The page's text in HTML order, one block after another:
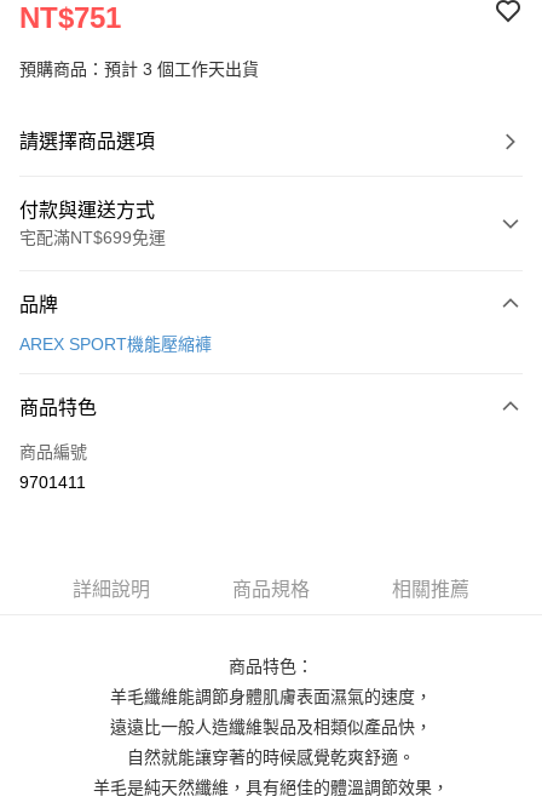
NT$751
預購商品：預計 3 個工作天出貨
請選擇商品選項
付款與運送方式
宅配滿NT$699免運
信用卡一次付款
Apple Pay
街口支付
全盈+PAY
【大哥付你分期使用說明】
2.付款方式選擇「大哥付你分期」，訂單成立後會自動跳轉到大哥付的交易
流程，驗證手機門號後，選擇欲分期的期數、繳款截止日，確認付款後即完
3.實際核准額度、可分期數及費用金額請依後續交易確認頁面所載為準。
AFTEE先享後付
【關於「AFTEE先享後付」】
AFTEE先享後付是「在收到商品之後才付款」的支付方式。 讓您購物簡單
品牌
AREX SPORT機能壓縮褲
商品特色
商品編號
9701411
詳細說明 商品規格 相關推薦
商品特色：
羊毛纖維能調節身體肌膚表面濕氣的速度，
遠遠比一般人造纖維製品及相類似產品快，
自然就能讓穿著的時候感覺乾爽舒適。
羊毛是純天然纖維，具有絕佳的體溫調節效果，